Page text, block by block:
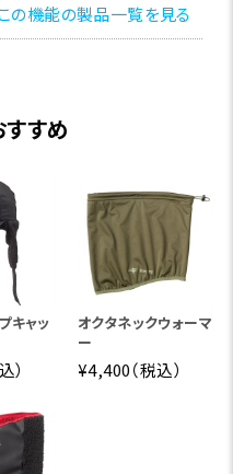
の機能の製品一覧を見る
すすめ
キャッ
）
オクタネックウォーマ
ー
¥4,400（税込）